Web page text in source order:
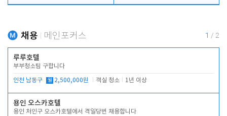
채용 메인포커스 1 / 2
루루호텔
부부청소팀 구합니다
인천 남동구 월 2,500,000원 객실 청소 1년 이상
용인 오스카호텔
용인 처인구 오스카호텔에서 격일당번 채용합니다